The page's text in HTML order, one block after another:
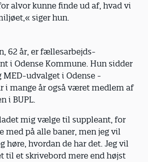
alvor kunne finde ud af, hvad vi
siger hun.
62 år, er fællesarbejds­
i Odense Kommune. Hun sidder
MED-udvalget i Odense
i mange år også været ­medlem af
i BUPL.
mig vælge til suppleant, for
med på alle baner, men jeg vil
høre, hvordan de har det. Jeg vil
til et skrivebord mere end højst